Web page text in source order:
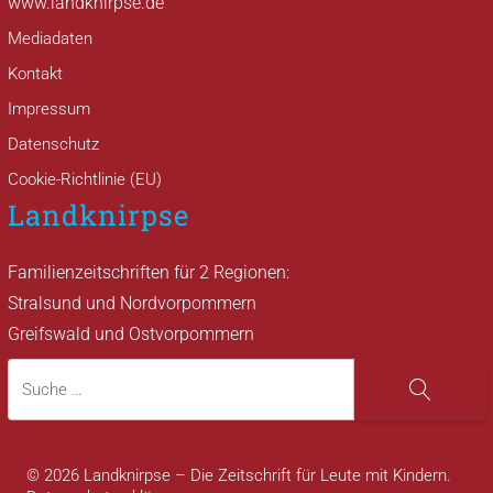
Mediadaten
Kontakt
Impressum
Datenschutz
Cookie-Richtlinie (EU)
Landknirpse
Familienzeitschriften für 2 Regionen:
Stralsund und Nordvorpommern
Greifswald und Ostvorpommern
Suche
Suche
© 2026 Landknirpse – Die Zeitschrift für Leute mit Kindern.